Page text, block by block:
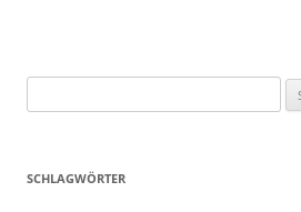
nach:
SCHLAGWÖRTER